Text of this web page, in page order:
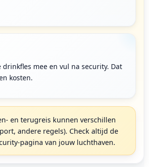
drinkfles mee en vul na security. Dat
kosten.
en terugreis kunnen verschillen
andere regels). Check altijd de
pagina van jouw luchthaven.